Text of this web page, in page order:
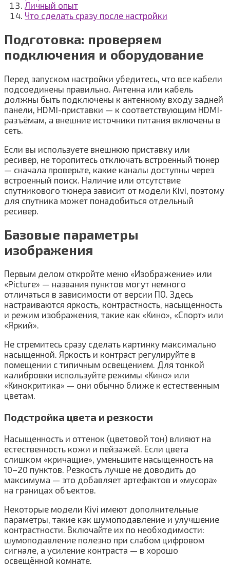
Личный опыт
Что сделать сразу после настройки
Подготовка: проверяем
подключения и оборудование
Перед запуском настройки убедитесь, что все кабели
подсоединены правильно. Антенна или кабель
должны быть подключены к антенному входу задней
панели, HDMI-приставки — к соответствующим HDMI-
разъёмам, а внешние источники питания включены в
сеть.
Если вы используете внешнюю приставку или
ресивер, не торопитесь отключать встроенный тюнер
— сначала проверьте, какие каналы доступны через
встроенный поиск. Наличие или отсутствие
спутникового тюнера зависит от модели Kivi, поэтому
для спутника может понадобиться отдельный
ресивер.
Базовые параметры
изображения
Первым делом откройте меню «Изображение» или
«Picture» — названия пунктов могут немного
отличаться в зависимости от версии ПО. Здесь
настраиваются яркость, контрастность, насыщенность
и режим изображения, такие как «Кино», «Спорт» или
«Яркий».
Не стремитесь сразу сделать картинку максимально
насыщенной. Яркость и контраст регулируйте в
помещении с типичным освещением. Для тонкой
калибровки используйте режимы «Кино» или
«Кинокритика» — они обычно ближе к естественным
цветам.
Подстройка цвета и резкости
Насыщенность и оттенок (цветовой тон) влияют на
естественность кожи и пейзажей. Если цвета
слишком «кричащие», уменьшите насыщенность на
10–20 пунктов. Резкость лучше не доводить до
максимума — это добавляет артефактов и «мусора»
на границах объектов.
Некоторые модели Kivi имеют дополнительные
параметры, такие как шумоподавление и улучшение
контрастности. Включайте их по необходимости:
шумоподавление полезно при слабом цифровом
сигнале, а усиление контраста — в хорошо
освещённой комнате.